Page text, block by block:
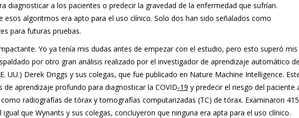
diagnosticar a los pacientes o predecir la gravedad de la enfermedad que sufrían.
esos algoritmos era apto para el uso clínico. Solo dos han sido señalados como
para futuras pruebas.
Yo ya tenía mis dudas antes de empezar con el estudio, pero esto superó mis
por otro gran análisis realizado por el investigador de aprendizaje automático
UU.) Derek Driggs y sus colegas, que fue publicado en Nature Machine Intelligence.
aprendizaje profundo para diagnosticar la COVID-19 y predecir el riesgo del paciente
radiografías de tórax y tomografías computarizadas (TC) de tórax. Examinaron 415
que Wynants y sus colegas, concluyeron que ninguna era apta para el uso clínico.